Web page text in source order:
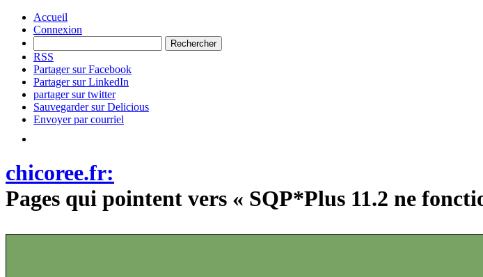
Accueil
Connexion
RSS
Partager sur Facebook
Partager sur LinkedIn
partager sur twitter
Sauvegarder sur Delicious
Envoyer par courriel
chicoree.fr:
Pages qui pointent vers « SQP*Plus 11.2 ne